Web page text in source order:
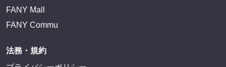
FANY Mall
FANY Commu
法務・規約